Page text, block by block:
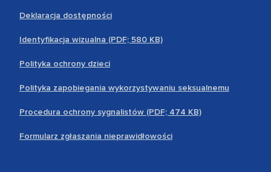
Deklaracja dostępności
Identyfikacja wizualna (PDF; 580 KB)
Polityka ochrony dzieci
Polityka zapobiegania wykorzystywaniu seksualnemu
Procedura ochrony sygnalistów (PDF; 474 KB)
Formularz zgłaszania nieprawidłowości